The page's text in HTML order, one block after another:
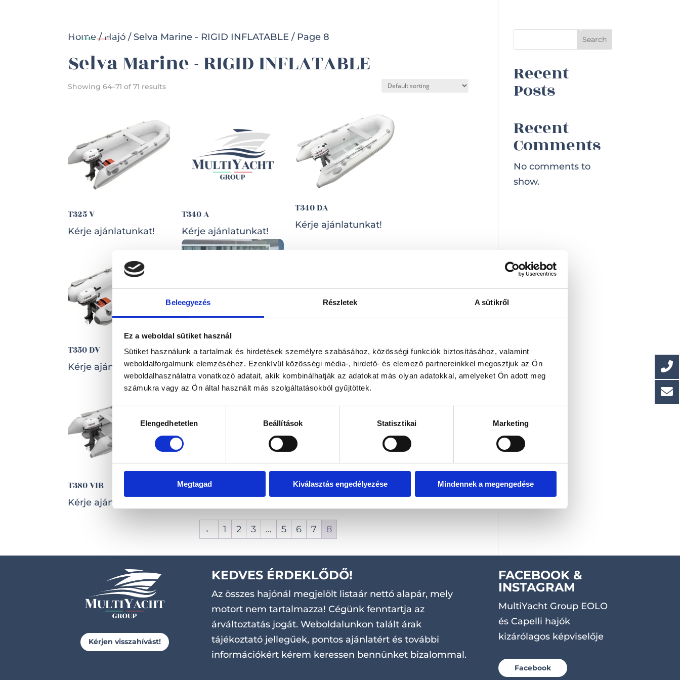
Beleegyezés Részletek A sütikről
Ez a weboldal sütiket használ
Sütiket használunk a tartalmak és hirdetések személyre szabásához, közösségi funkciók biztosításához, valamint
weboldalforgalmunk elemzéséhez. Ezenkívül közösségi média-, hirdető- és elemező partnereinkkel megosztjuk az Ön
weboldalhasználatra vonatkozó adatait, akik kombinálhatják az adatokat más olyan adatokkal, amelyeket Ön adott meg
számukra vagy az Ön által használt más szolgáltatásokból gyűjtöttek.
Hozzájárulás
kiválasztásaElengedhetetlen Beállítások Statisztikai Marketing
Megtagad Kiválasztás engedélyezése Mindennek a megengedése
Home/Hajó / Selva Marine - RIGID INFLATABLE / Page 8
Selva Marine - RIGID INFLATABLE
Showing 64–71 of 71 results
T325 V
Kérje ajánlatunkat!
T340 A
Kérje ajánlatunkat!
T340 DA
Kérje ajánlatunkat!
T350 DV
Kérje ajánlatunkat! Kérje ajánlatunkat!
T355 V
Kérje ajánlatunkat!
T380 VIB
Kérje ajánlatunkat!
T400 DV
← 1 2 3 … 5 6 7 8
Search
Recent
Posts
Recent
Comments
No comments to
show.
Kérjen visszahívást!
KEDVES ÉRDEKLŐDŐ!
Az összes hajónál megjelölt listaár nettó alapár, mely
motort nem tartalmazza! Cégünk fenntartja az
árváltoztatás jogát. Weboldalunkon talált árak
tájékoztató jellegűek, pontos ajánlatért és további
információkért kérem keressen bennünket bizalommal.
FACEBOOK &
INSTAGRAM
MultiYacht Group EOLO
és Capelli hajók
kizárólagos képviselője
Facebook